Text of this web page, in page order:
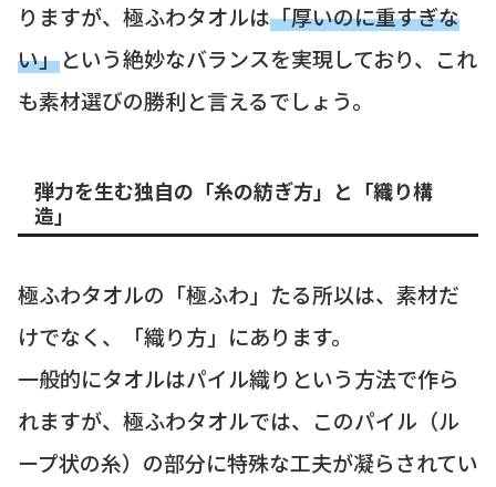
りますが、極ふわタオルは「厚いのに重すぎな
い」という絶妙なバランスを実現しており、これ
も素材選びの勝利と言えるでしょう。
弾力を生む独自の「糸の紡ぎ方」と「織り構
造」
極ふわタオルの「極ふわ」たる所以は、素材だ
けでなく、「織り方」にあります。
一般的にタオルはパイル織りという方法で作ら
れますが、極ふわタオルでは、このパイル（ル
ープ状の糸）の部分に特殊な工夫が凝らされてい